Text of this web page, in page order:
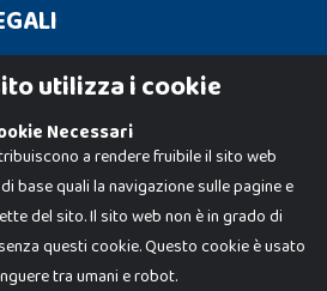
utilizza i cookie
Necessari
a rendere fruibile il sito web
base quali la navigazione sulle pagine e
del sito. Il sito web non è in grado di
questi cookie. Questo cookie è usato
tra umani e robot.